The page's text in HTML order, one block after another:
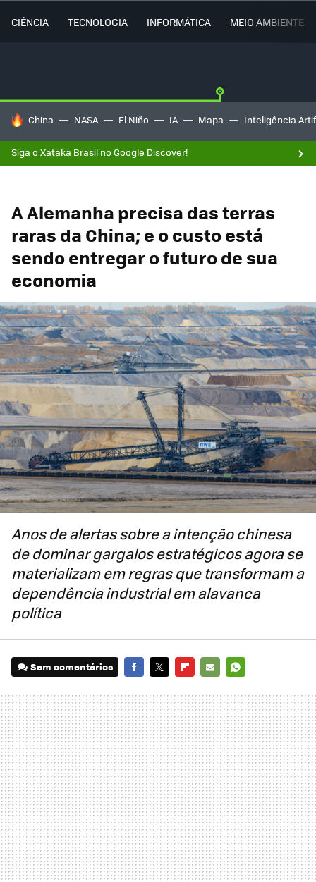
CIÊNCIA TECNOLOGIA INFORMÁTICA MEIO AMBIENTE
TENDÊNCIAS DO DIA
China NASA El Niño IA Mapa Inteligência
Siga o Xataka Brasil no Google Discover!
A Alemanha precisa das terras
raras da China; e o custo está
sendo entregar o futuro de sua
economia
Anos de alertas sobre a intenção chinesa
de dominar gargalos estratégicos agora se
materializam em regras que transformam a
dependência industrial em alavanca
política
Sem comentários
MAIL